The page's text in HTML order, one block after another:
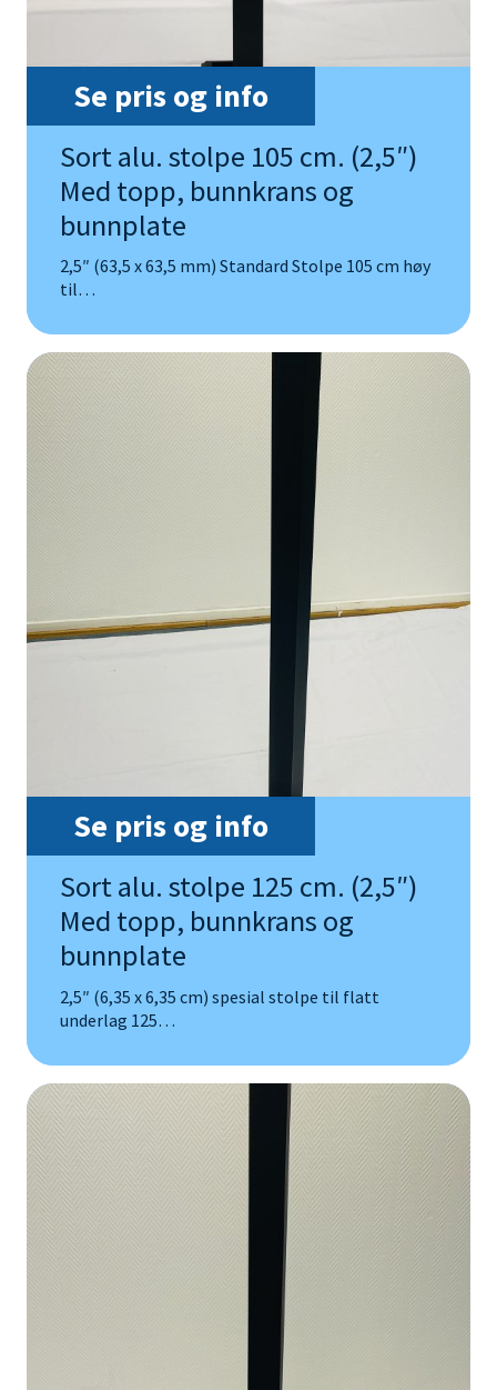
Se pris og info
Sort alu. stolpe 105 cm. (2,5″)
Med topp, bunnkrans og
bunnplate
2,5″ (63,5 x 63,5 mm) Standard Stolpe 105 cm høy
til…
Se pris og info
Sort alu. stolpe 125 cm. (2,5″)
Med topp, bunnkrans og
bunnplate
2,5″ (6,35 x 6,35 cm) spesial stolpe til flatt
underlag 125…